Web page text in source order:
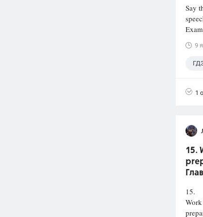
Say
9
1
15.
15.